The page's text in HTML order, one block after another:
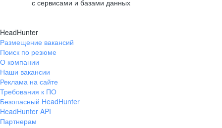
с сервисами и базами данных
HeadHunter
Размещение вакансий
Поиск по резюме
О компании
Наши вакансии
Реклама на сайте
Требования к ПО
Безопасный HeadHunter
HeadHunter API
Партнерам